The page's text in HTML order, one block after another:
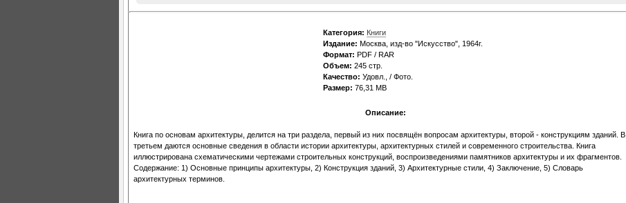
Категория: Книги
Издание: Москва, изд-во "Искусство", 1964г.
Формат: PDF / RAR
Объем: 245 стр.
Качество: Удовл., / Фото.
Размер: 76,31 MB
Описание:
Книга по основам архитектуры, делится на три раздела, первый из них посвящён вопросам архитектуры, второй - конструкциям зданий. В
третьем даются основные сведения в области истории архитектуры, архитектурных стилей и современного строительства. Книга
иллюстрирована схематическими чертежами строительных конструкций, воспроизведениями памятников архитектуры и их фрагментов.
Содержание: 1) Основные принципы архитектуры, 2) Конструкция зданий, 3) Архитектурные стили, 4) Заключение, 5) Словарь
архитектурных терминов.